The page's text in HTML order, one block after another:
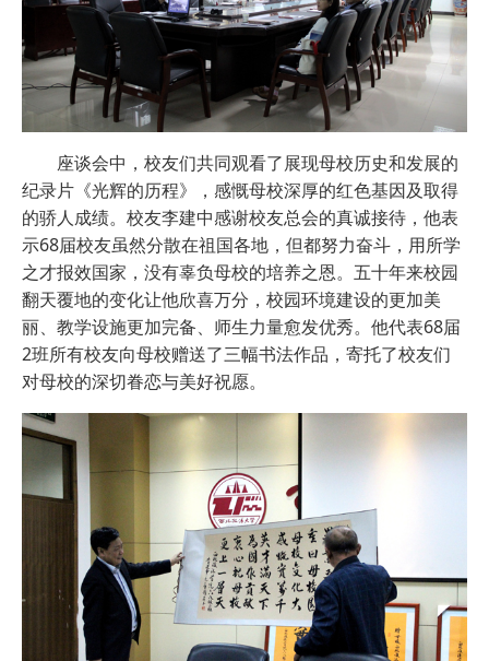
座谈会中，校友们共同观看了展现母校历史和发展的
纪录片《光辉的历程》，感慨母校深厚的红色基因及取得
的骄人成绩。校友李建中感谢校友总会的真诚接待，他表
示68届校友虽然分散在祖国各地，但都努力奋斗，用所学
之才报效国家，没有辜负母校的培养之恩。五十年来校园
翻天覆地的变化让他欣喜万分，校园环境建设的更加美
丽、教学设施更加完备、师生力量愈发优秀。他代表68届
2班所有校友向母校赠送了三幅书法作品，寄托了校友们
对母校的深切眷恋与美好祝愿。